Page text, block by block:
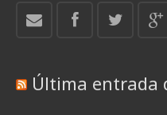
Última entrada